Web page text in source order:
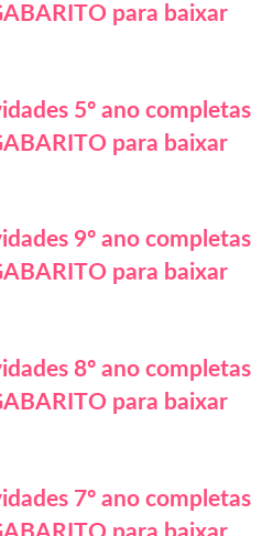
para baixar
5º ano completas
para baixar
9º ano completas
para baixar
8º ano completas
para baixar
7º ano completas